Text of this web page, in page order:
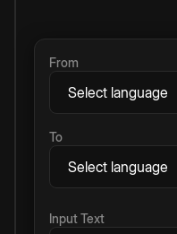
From
To
Input Text